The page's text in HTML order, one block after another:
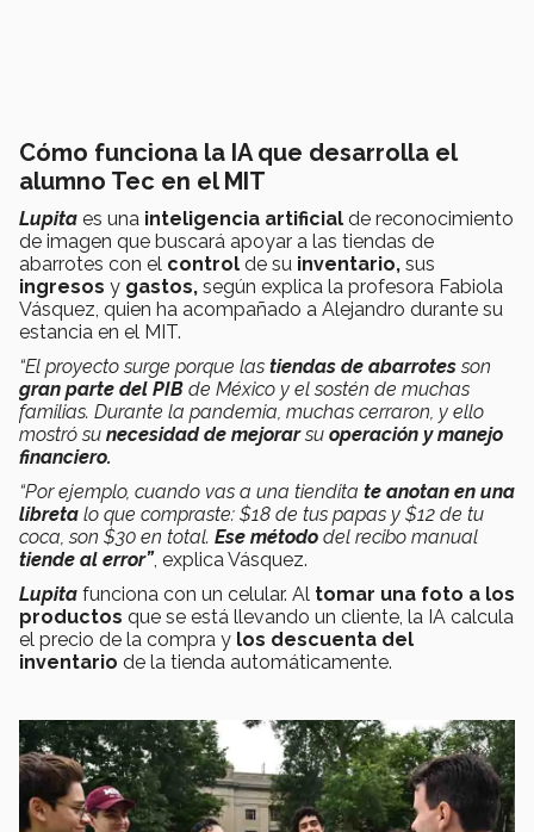
Cómo funciona la IA que desarrolla el
alumno Tec en el MIT
Lupita es una inteligencia artificial de reconocimiento
de imagen que buscará apoyar a las tiendas de
abarrotes con el control de su inventario, sus
ingresos y gastos, según explica la profesora Fabiola
Vásquez, quien ha acompañado a Alejandro durante su
estancia en el MIT.
“El proyecto surge porque las tiendas de abarrotesson
gran parte del PIB de México y el sostén de muchas
familias. Durante la pandemia, muchas cerraron, y ello
mostró su necesidad de mejorarsu operación y manejo
financiero.
“Por ejemplo, cuando vas a una tiendita te anotan en una
libreta lo que compraste: $18 de tus papas y $12 de tu
coca, son $30 en total. Ese método del recibo manual
tiende al error”, explica Vásquez.
Lupita funciona con un celular. Al tomar una foto a los
productos que se está llevando un cliente, la IA calcula
el precio de la compra y los descuenta del
inventario de la tienda automáticamente.